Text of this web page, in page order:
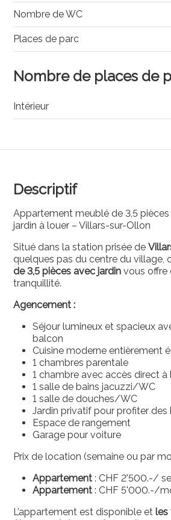
Descriptif
Appartement meublé de 3,5
jardin à louer – Villars-sur-Ollon
Situé dans la station prisée de
quelques pas du centre du village,
de 3,5 pièces avec jardin vous
tranquillité.
Agencement :
️Séjour lumineux et spacieux
balcon
️Cuisine moderne entièrement
1 chambres parentale
1 chambre avec accès direct à
1 salle de bains jacuzzi/WC
1 salle de douches/WC
Jardin privatif pour profiter des
Espace de rangement
Garage pour voiture
Prix de location (semaine ou par
Appartement : CHF 2'500.-/
Appartement : CHF 5'000.-/
L’appartement est disponible etles
Nombre de WC
Places de parc
Nombre de places de
Intérieur